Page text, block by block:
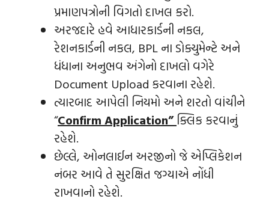
પ્રમાણપત્રોની વિગતો દાખલ કરો.
અરજદારે હવે આધારકાર્ડની નકલ,
રેશનકાર્ડની નકલ, BPL ના ડોક્યુમેન્ટે અને
ધંધાના અનુભવ અંગેનો દાખલો વગેરે
Document Upload કરવાના રહેશે.
ત્યારબાદ આપેલી નિયમો અને શરતો વાંચીને
“Confirm Application” ક્લિક કરવાનું
રહેશે.
છેલ્લે, ઓનલાઈન અરજીનો જે એપ્લિકેશન
નંબર આવે તે સુરક્ષિત જગ્યાએ નોંધી
રાખવાનો રહેશે.